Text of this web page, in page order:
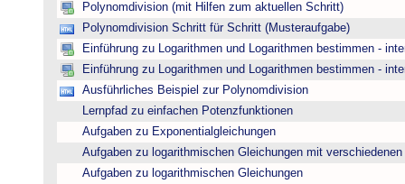
Polynomdivision (mit Hilfen zum aktuellen Schritt)
Polynomdivision Schritt für Schritt (Musteraufgabe)
Einführung zu Logarithmen und Logarithmen bestimmen -
Einführung zu Logarithmen und Logarithmen bestimmen -
Ausführliches Beispiel zur Polynomdivision
Lernpfad zu einfachen Potenzfunktionen
Aufgaben zu Exponentialgleichungen
Aufgaben zu logarithmischen Gleichungen mit verschiedenen
Aufgaben zu logarithmischen Gleichungen